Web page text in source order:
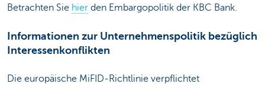
Betrachten Sie hier den Embargopolitik der KBC Bank.
Informationen zur Unternehmenspolitik bezüglich
Interessenkonflikten
Die europäische MiFID-Richtlinie verpflichtet